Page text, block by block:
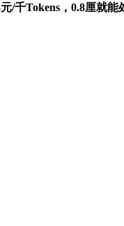
Tokens，0.8厘就能